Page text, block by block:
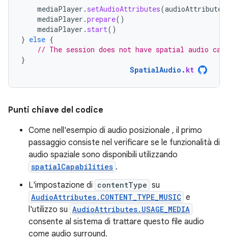
mediaPlayer . setAudioAttributes(audioAttributes
mediaPlayer .prepare()
mediaPlayer . start()
} else {
// The session does not have spatial audio
}
SpatialAudio . kt
Punti chiave del codice
Come nell'esempio di audio posizionale , il primo
passaggio consiste nel verificare se le funzionalità di
audio spaziale sono disponibili utilizzando
spatialCapabilities .
L'impostazione di contentType su
AudioAttributes.CONTENT_TYPE_MUSIC e
l'utilizzo su AudioAttributes.USAGE_MEDIA
consente al sistema di trattare questo file audio
come audio surround.